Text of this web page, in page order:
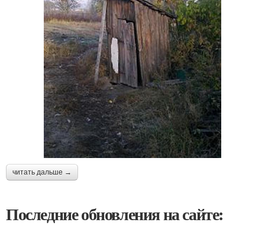
читать дальше →
Последние обновления на сайте: